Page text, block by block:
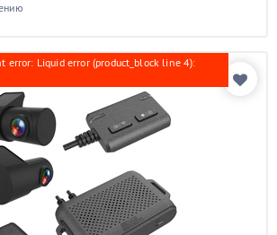
error: Liquid error (product_block line 4):